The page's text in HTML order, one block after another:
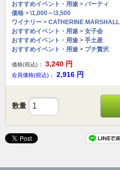
おすすめイベント・用途 > パーティ
価格 > \1,000～\3,500
ワイナリー > CATHERINE MARSHALL
おすすめイベント・用途 > 女子会
おすすめイベント・用途 > 手土産
おすすめイベント・用途 > プチ贅沢
価格(税込)： 3,240 円
会員価格(税込)： 2,916 円
数量